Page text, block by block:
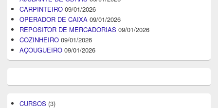
CARPINTEIRO 09/01/2026
OPERADOR DE CAIXA 09/01/2026
REPOSITOR DE MERCADORIAS 09/01/2026
COZINHEIRO 09/01/2026
AÇOUGUEIRO 09/01/2026
CURSOS (3)